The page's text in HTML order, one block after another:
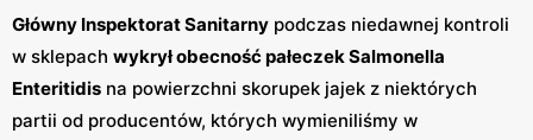
Główny Inspektorat Sanitarny podczas niedawnej kontroli
w sklepach wykrył obecność pałeczek Salmonella
Enteritidis na powierzchni skorupek jajek z niektórych
partii od producentów, których wymieniliśmy w